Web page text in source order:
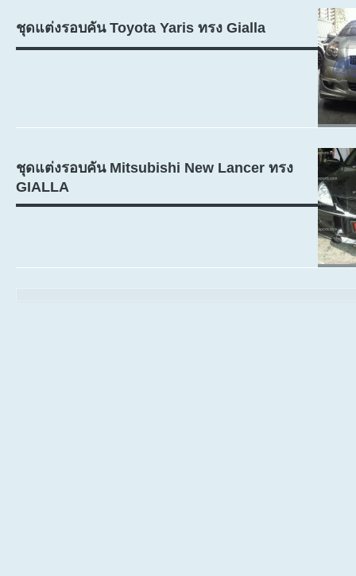
ชุดแต่งรอบคัน Toyota Yaris ทรง Gialla
ชุดแต่งรอบคัน Mitsubishi New Lancer ทรง
GIALLA